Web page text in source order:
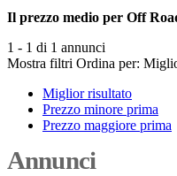
Il prezzo medio per Off
1 - 1 di 1 annunci
Mostra filtri Ordina per:
Miglior risultato
Prezzo minore prima
Prezzo maggiore prima
Annunci